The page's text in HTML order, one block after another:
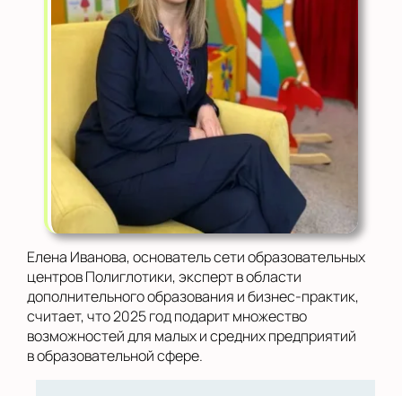
Елена Иванова, основатель сети образовательных
центров Полиглотики, эксперт в области
дополнительного образования и бизнес-практик,
считает, что 2025 год подарит множество
возможностей для малых и средних предприятий
в образовательной сфере.